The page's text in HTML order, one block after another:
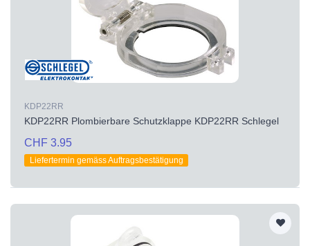
KDP22RR
KDP22RR Plombierbare Schutzklappe KDP22RR Schlegel
CHF 3.95
Liefertermin gemäss Auftragsbestätigung